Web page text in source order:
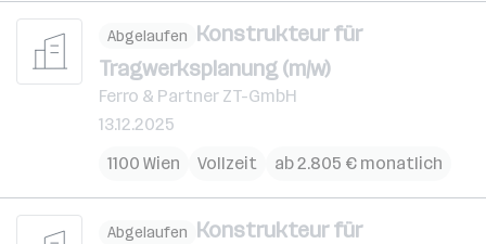
Abgelaufen Konstrukteur für
Tragwerksplanung (m/w)
Ferro & Partner ZT-GmbH
13.12.2025
1100 Wien
Vollzeit ab 2.805 € monatlich
Abgelaufen Konstrukteur für